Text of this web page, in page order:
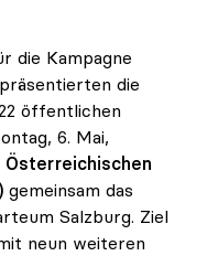
die Kampagne
die
öffentlichen
6. Mai,
Österreichischen
gemeinsam das
Salzburg. Ziel
neun weiteren